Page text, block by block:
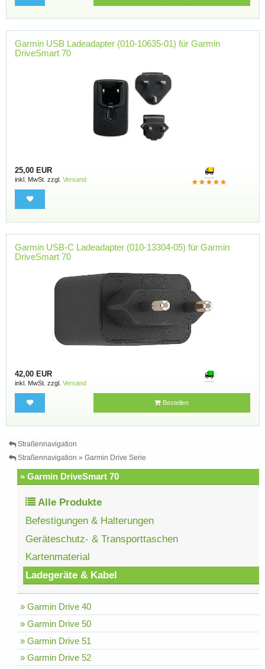
Garmin USB Ladeadapter (010-10635-01) für Garmin
DriveSmart 70
25,00 EUR
inkl. MwSt. zzgl. Versand
Garmin USB-C Ladeadapter (010-13304-05) für Garmin
DriveSmart 70
42,00 EUR
inkl. MwSt. zzgl. Versand
Bestellen
Straßennavigation
Straßennavigation » Garmin Drive Serie
» Garmin DriveSmart 70
Alle Produkte
Befestigungen & Halterungen
Geräteschutz- & Transporttaschen
Kartenmaterial
Ladegeräte & Kabel
» Garmin Drive 40
» Garmin Drive 50
» Garmin Drive 51
» Garmin Drive 52